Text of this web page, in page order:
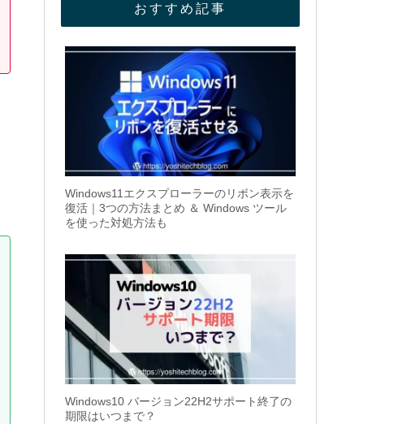
おすすめ記事
Windows11エクスプローラーのリボン表示を
復活｜3つの方法まとめ ＆ Windows ツール
を使った対処方法も
Windows10 バージョン22H2サポート終了の
期限はいつまで？